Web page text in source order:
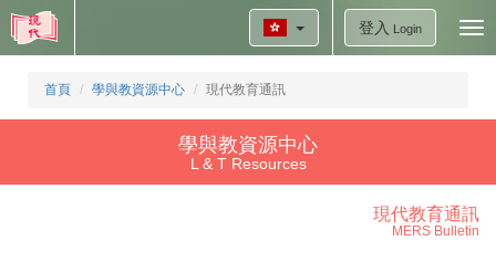
登入 Login
首頁 學與教資源中心 現代教育通訊
學與教資源中心
L & T Resources
現代教育通訊
MERS Bulletin